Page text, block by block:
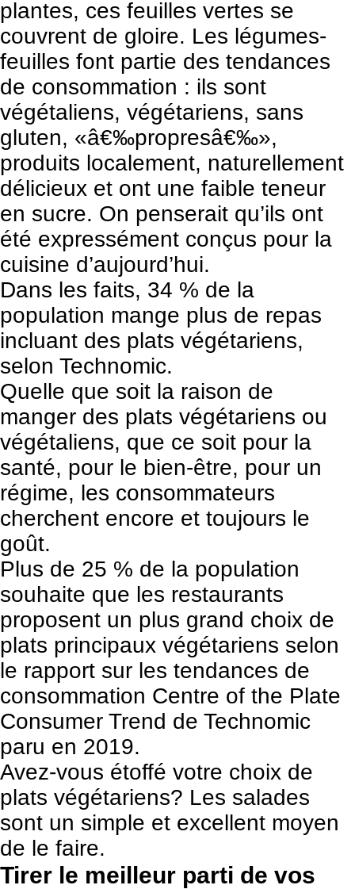
plantes, ces feuilles vertes se
couvrent de gloire. Les légumes-
feuilles font partie des tendances
de consommation : ils sont
végétaliens, végétariens, sans
gluten, «â€‰propresâ€‰»,
produits localement, naturellement
délicieux et ont une faible teneur
en sucre. On penserait qu’ils ont
été expressément conçus pour la
cuisine d’aujourd’hui.
Dans les faits, 34 % de la
population mange plus de repas
incluant des plats végétariens,
selon Technomic.
Quelle que soit la raison de
manger des plats végétariens ou
végétaliens, que ce soit pour la
santé, pour le bien-être, pour un
régime, les consommateurs
cherchent encore et toujours le
goût.
Plus de 25 % de la population
souhaite que les restaurants
proposent un plus grand choix de
plats principaux végétariens selon
le rapport sur les tendances de
consommation Centre of the Plate
Consumer Trend de Technomic
paru en 2019.
Avez-vous étoffé votre choix de
plats végétariens? Les salades
sont un simple et excellent moyen
de le faire.
Tirer le meilleur parti de vos